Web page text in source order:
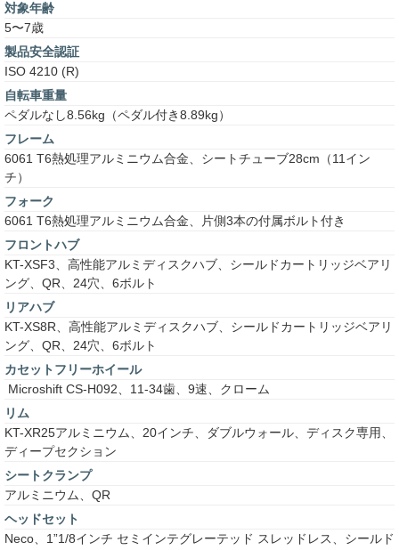
対象年齢
5〜7歳
製品安全認証
ISO 4210 (R)
自転車重量
ペダルなし8.56kg（ペダル付き8.89kg）
フレーム
6061 T6熱処理アルミニウム合金、シートチューブ28cm（11イン
チ）
フォーク
6061 T6熱処理アルミニウム合金、片側3本の付属ボルト付き
フロントハブ
KT-XSF3、高性能アルミディスクハブ、シールドカートリッジベアリ
ング、QR、24穴、6ボルト
リアハブ
KT-XS8R、高性能アルミディスクハブ、シールドカートリッジベアリ
ング、QR、24穴、6ボルト
カセットフリーホイール
Microshift CS-H092、11-34歯、9速、クローム
リム
KT-XR25アルミニウム、20インチ、ダブルウォール、ディスク専用、
ディープセクション
シートクランプ
アルミニウム、QR
ヘッドセット
Neco、1”1/8インチ セミインテグレーテッド スレッドレス、シールド